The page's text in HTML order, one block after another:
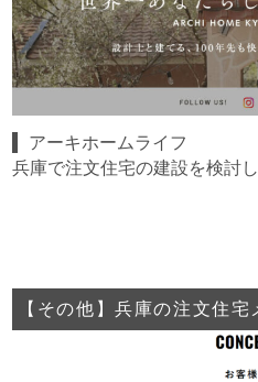
アーキホームライフ
兵庫で注文住宅の建設を検討
【その他】兵庫の注文住宅